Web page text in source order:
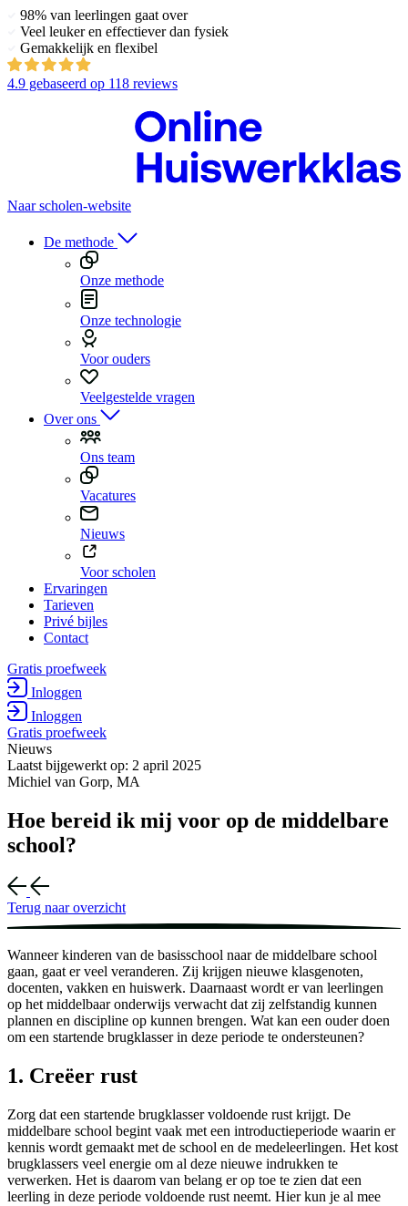
98% van leerlingen gaat over
Veel leuker en effectiever dan fysiek
Gemakkelijk en flexibel
4.9 gebaseerd op 118 reviews
Naar scholen-website
De methode
Onze methode
Onze technologie
Voor ouders
Veelgestelde vragen
Over ons
Ons team
Vacatures
Nieuws
Voor scholen
Ervaringen
Tarieven
Privé bijles
Contact
Gratis proefweek
Inloggen
Inloggen
Gratis proefweek
Nieuws
Laatst bijgewerkt op: 2 april 2025
Michiel van Gorp, MA
Hoe bereid ik mij voor op de middelbare
school?
Terug naar overzicht
Wanneer kinderen van de basisschool naar de middelbare school
gaan, gaat er veel veranderen. Zij krijgen nieuwe klasgenoten,
docenten, vakken en huiswerk. Daarnaast wordt er van leerlingen
op het middelbaar onderwijs verwacht dat zij zelfstandig kunnen
plannen en discipline op kunnen brengen. Wat kan een ouder doen
om een startende brugklasser in deze periode te ondersteunen?
1. Creëer rust
Zorg dat een startende brugklasser voldoende rust krijgt. De
middelbare school begint vaak met een introductieperiode waarin er
kennis wordt gemaakt met de school en de medeleerlingen. Het kost
brugklassers veel energie om al deze nieuwe indrukken te
verwerken. Het is daarom van belang er op toe te zien dat een
leerling in deze periode voldoende rust neemt. Hier kun je al mee